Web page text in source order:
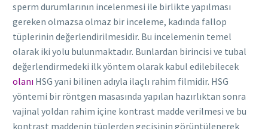
sperm durumlarının incelenmesi ile birlikte yapılması
gereken olmazsa olmaz bir inceleme, kadında fallop
tüplerinin değerlendirilmesidir. Bu incelemenin temel
olarak iki yolu bulunmaktadır. Bunlardan birincisi ve tubal
değerlendirmedeki ilk yöntem olarak kabul edilebilecek
olanı HSG yani bilinen adıyla ilaçlı rahim filmidir. HSG
yöntemi bir röntgen masasında yapılan hazırlıktan sonra
vajinal yoldan rahim içine kontrast madde verilmesi ve bu
kontrast maddenin tüplerden geçişinin görüntülenerek